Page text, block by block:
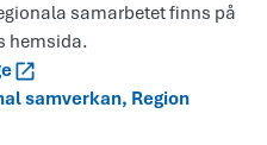
samarbetet finns på
hemsida.
samverkan, Region